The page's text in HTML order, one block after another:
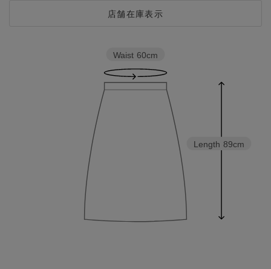
店舗在庫表示
Length 89cm
Waist 60cm